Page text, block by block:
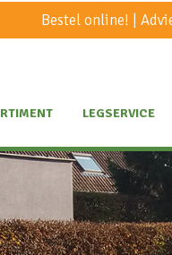
Bestel online! |
LEGSERVICE